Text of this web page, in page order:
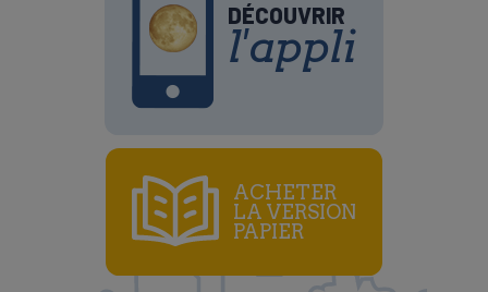
DÉCOUVRIR
l'appli
ACHETER
LA VERSION
PAPIER